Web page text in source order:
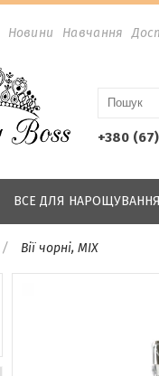
Новини Навчання
+380
ВСЕ ДЛЯ
Вії чорні, MIX